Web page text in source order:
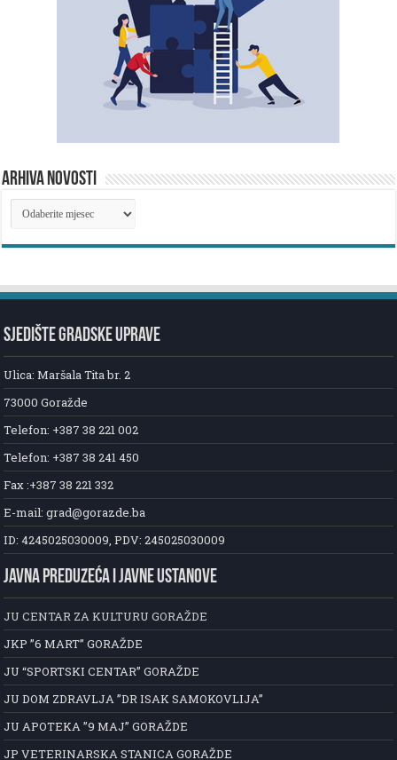
ARHIVA NOVOSTI
ARHIVA
NOVOSTI
SJEDIŠTE GRADSKE UPRAVE
Ulica: Maršala Tita br. 2
73000 Goražde
Telefon: +387 38 221 002
Telefon: +387 38 241 450
Fax :+387 38 221 332
E-mail: grad@gorazde.ba
ID: 4245025030009, PDV: 245025030009
JAVNA PREDUZEĆA I JAVNE USTANOVE
JU CENTAR ZA KULTURU GORAŽDE
JKP ”6 MART” GORAŽDE
JU “SPORTSKI CENTAR” GORAŽDE
JU DOM ZDRAVLJA ”DR ISAK SAMOKOVLIJA”
JU APOTEKA ”9 MAJ” GORAŽDE
JP VETERINARSKA STANICA GORAŽDE